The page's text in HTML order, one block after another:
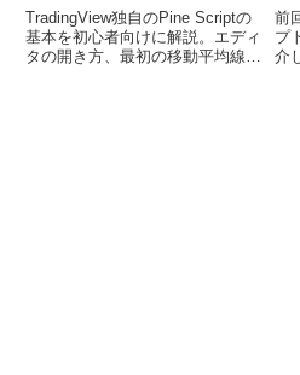
TradingView独自のPine Scriptの
基本を初心者向けに解説。エディ
タの開き方、最初の移動平均線イ
キ
レ
関
前
プ
介